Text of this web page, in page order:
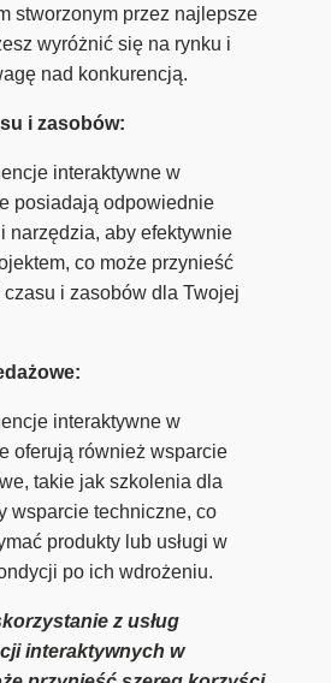
stworzonym przez najlepsze
wyróżnić się na rynku i
nad konkurencją.
i zasobów:
interaktywne w
posiadają odpowiednie
narzędzia, aby efektywnie
co może przynieść
i zasobów dla Twojej
interaktywne w
oferują również wsparcie
takie jak szkolenia dla
wsparcie techniczne, co
produkty lub usługi w
po ich wdrożeniu.
z usług
interaktywnych w